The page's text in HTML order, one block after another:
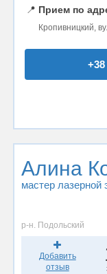
📍 Прием по
Кропивницкий,
+38
Алина
мастер лазерной
р-н. Подольский
Добавить
отзыв